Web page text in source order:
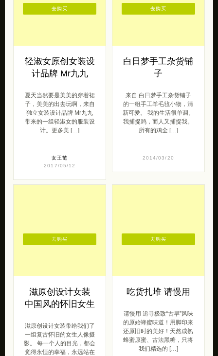
轻淑女原创女装设
计品牌 Mr九九
夏天当然要是美美的穿着裙
子，美美的出去玩啊，来自
独立女装设计品牌 Mr九九
带来的一组轻淑女的服装设
计。更多美 […]
女王范
2017/05/12
去购买
白日梦手工杂货铺
子
来自 白日梦手工杂货铺子
的一组手工羊毛毡小物，清
新可爱。 我的生活很单调。
我捕捉鸡，而人又捕捉我。
所有的鸡全 […]
2014/03/20
去购买
滋原创设计女装
中国风的怀旧女生
滋原创设计女装带给我们了
一组复古怀旧的女生人像摄
影。 每一个人的目光，都会
觉得永恒的幸福，永远站在
去购买
吃货扎堆 请慢用
请慢用 追寻极致“古早”风味
的原始蜂蜜味道！用脚印来
还原旧时的美好！天然成熟
蜂蜜原蜜、古法黑糖，只将
我们精选的 […]
去购买